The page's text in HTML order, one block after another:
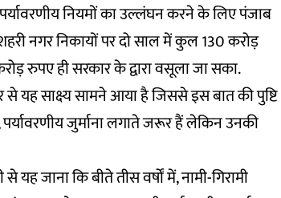
नियमों का उल्लंघन करने के लिए पंजाब
नगर निकायों पर दो साल में कुल 130 करोड़
रुपए ही सरकार के द्वारा वसूला जा सका.
साक्ष्य सामने आया है जिससे इस बात की पुष्टि
पर्यावरणीय जुर्माना लगाते जरूर हैं लेकिन उनकी
जाना कि बीते तीस वर्षों में, नामी-गिरामी